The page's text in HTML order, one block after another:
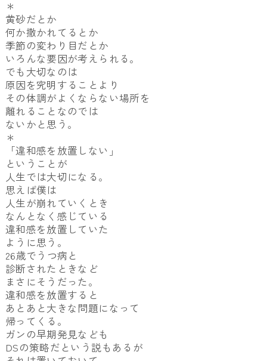
＊
黄砂だとか
何か撒かれてるとか
季節の変わり目だとか
いろんな要因が考えられる。
でも大切なのは
原因を究明することより
その体調がよくならない場所を
離れることなのでは
ないかと思う。
＊
「違和感を放置しない」
ということが
人生では大切になる。
思えば僕は
人生が崩れていくとき
なんとなく感じている
違和感を放置していた
ように思う。
26歳でうつ病と
診断されたときなど
まさにそうだった。
違和感を放置すると
あとあと大きな問題になって
帰ってくる。
ガンの早期発見なども
DSの策略だという説もあるが